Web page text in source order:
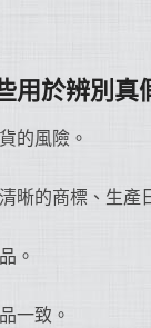
用於辨別真
的風險。
晰的商標、生產
。
一致。